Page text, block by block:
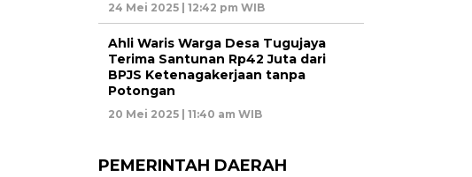
24 Mei 2025 | 12:42 pm WIB
Ahli Waris Warga Desa Tugujaya
Terima Santunan Rp42 Juta dari
BPJS Ketenagakerjaan tanpa
Potongan
20 Mei 2025 | 11:40 am WIB
PEMERINTAH DAERAH